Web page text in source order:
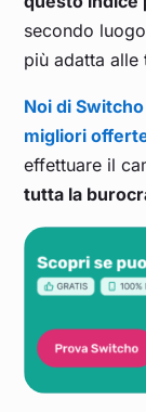
secondo
più adatta alle
Noi di Switcho
migliori
effettuare il
tutta la